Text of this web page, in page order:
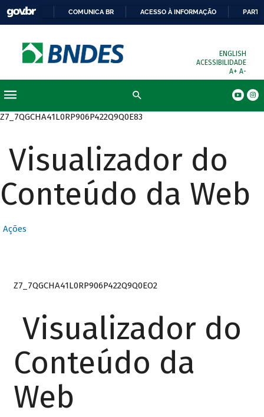
COMUNICA BR ACESSO À INFORMAÇÃO
ENGLISH
ACESSIBILIDADE
A+ A-
Z7_7QGCHA41L0RP906P422Q9Q0E83
Visualizador do
Conteúdo da Web
Ações
Z7_7QGCHA41L0RP906P422Q9Q0EO2
Visualizador do
Conteúdo da
Web